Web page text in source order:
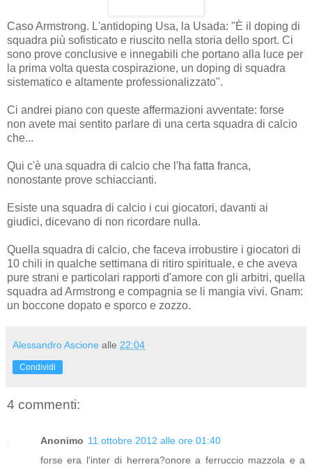
Caso Armstrong. L'antidoping Usa, la Usada: "È il doping di
squadra più sofisticato e riuscito nella storia dello sport. Ci
sono prove conclusive e innegabili che portano alla luce per
la prima volta questa cospirazione, un doping di squadra
sistematico e altamente professionalizzato".
Ci andrei piano con queste affermazioni avventate: forse
non avete mai sentito parlare di una certa squadra di calcio
che...
Qui c'è una squadra di calcio che l'ha fatta franca,
nonostante prove schiaccianti.
Esiste una squadra di calcio i cui giocatori, davanti ai
giudici, dicevano di non ricordare nulla.
Quella squadra di calcio, che faceva irrobustire i giocatori di
10 chili in qualche settimana di ritiro spirituale, e che aveva
pure strani e particolari rapporti d'amore con gli arbitri, quella
squadra ad Armstrong e compagnia se li mangia vivi. Gnam:
un boccone dopato e sporco e zozzo.
Alessandro Ascione alle 22:04
Condividi
4 commenti:
Anonimo 11 ottobre 2012 alle ore 01:40
forse era l'inter di herrera?onore a ferruccio mazzola e a